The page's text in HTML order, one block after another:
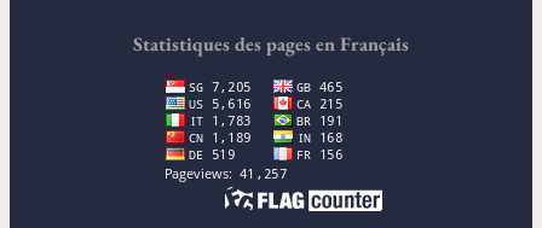
Statistiques des pages en Français